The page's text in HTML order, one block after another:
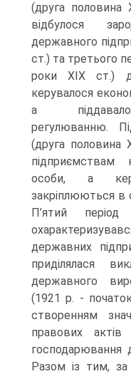
(друга
відбулося
державного
ст.) та третього
роки XIX ст.)
керувалося
а
регулюванню.
(друга
підприємствам
особи, а
закріплюються в
П’ятий
державних
приділялася
державного
(1921 р. -
створенням
правових актів
господарювання
Разом із тим, за